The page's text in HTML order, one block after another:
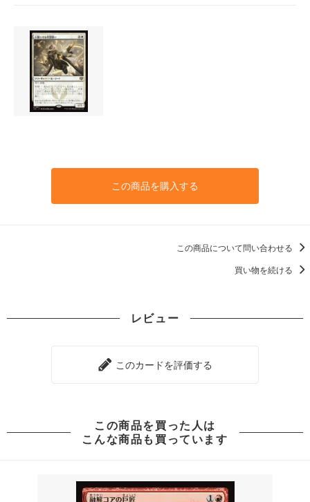
この商品を購入する
この商品について問い合わせる
買い物を続ける
レビュー
このカードを評価する
この商品を買った人は
こんな商品も買っています